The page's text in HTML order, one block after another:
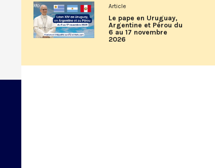
Article
Le pape en Uruguay,
Argentine et Pérou du
6 au 17 novembre
2026